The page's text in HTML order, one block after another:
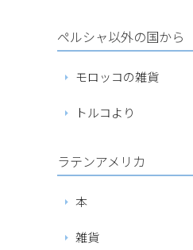
ペルシャ以外の国から
モロッコの雑貨
トルコより
ラテンアメリカ
本
雑貨